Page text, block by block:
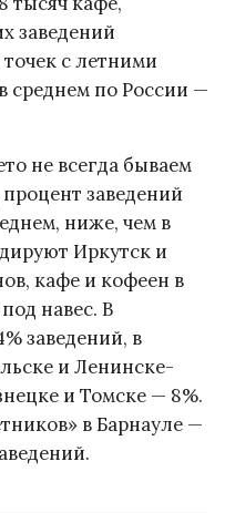
заведений
с летними
среднем по России —
не всегда бываем
заведений
ниже, чем в
Иркутск и
кафе и кофеен в
навес. В
заведений, в
и Ленинске-
и Томске — 8%.
в Барнауле —